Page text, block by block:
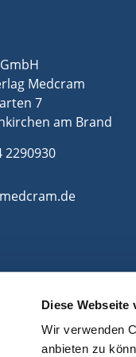
Diese Webseite
Wir verwenden
anbieten zu
Medcram
7
am Brand
2290930